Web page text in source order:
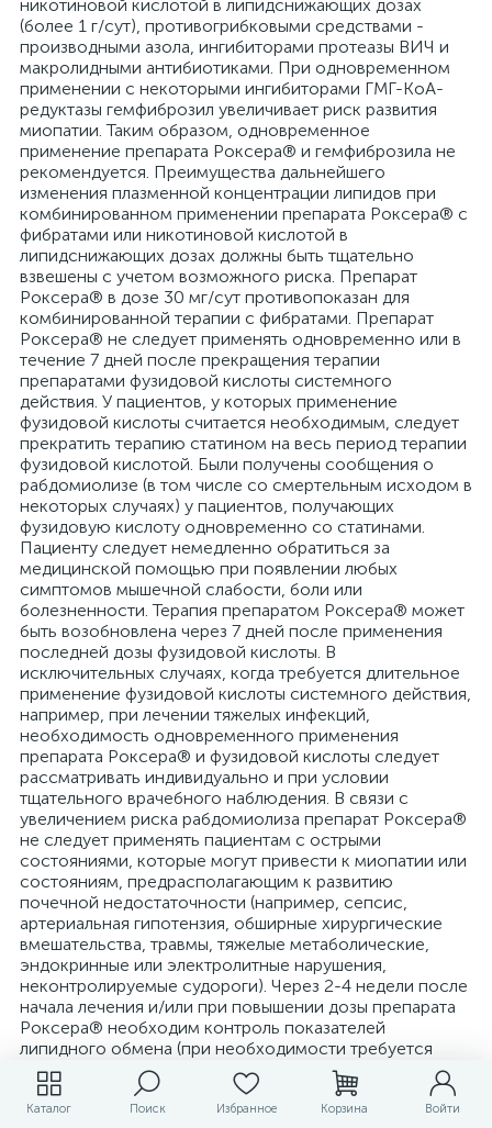
Каталог Поиск Избранное Корзина Войти